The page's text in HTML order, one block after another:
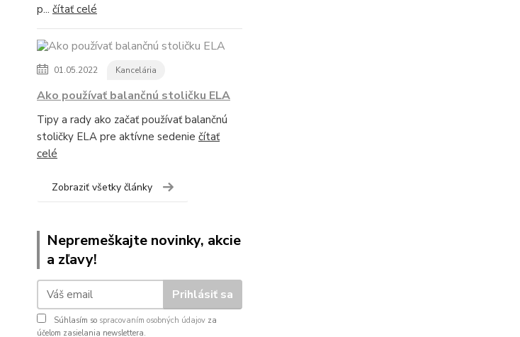
p... čítať celé
01.05.2022 Kancelária
Ako používať balančnú stoličku ELA
Tipy a rady ako začať používať balančnú
stoličky ELA pre aktívne sedenie čítať
celé
Zobraziť všetky články
Nepremeškajte novinky, akcie
a zľavy!
Prihlásiť sa
Súhlasím so spracovaním osobných údajov za
účelom zasielania newslettera.